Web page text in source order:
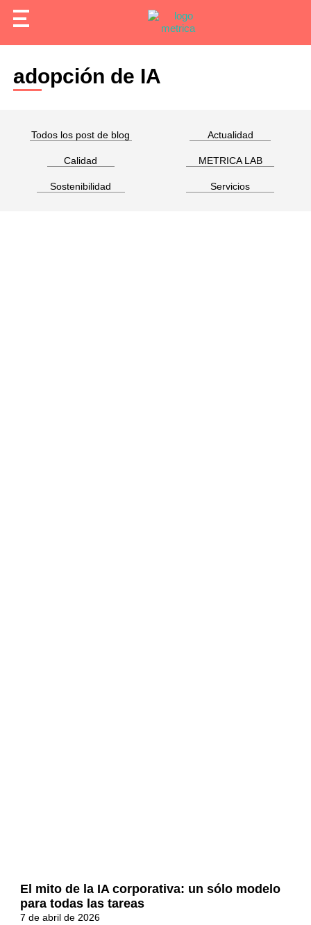
adopción de IA
Todos los post de blog Actualidad
Calidad METRICA LAB
Sostenibilidad Servicios
El mito de la IA corporativa: un sólo modelo
para todas las tareas
7 de abril de 2026